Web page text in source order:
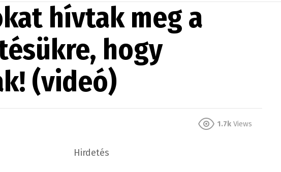
hívtak meg a
hogy
(videó)
1.7k Views
Hirdetés